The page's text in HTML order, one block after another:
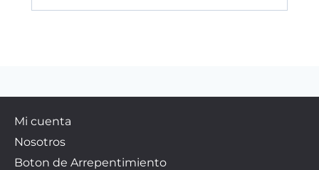
Mi cuenta
Nosotros
Boton de Arrepentimiento